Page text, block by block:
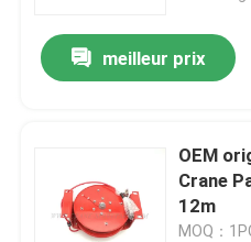
meilleur prix
OEM
Crane
12m
MOQ：